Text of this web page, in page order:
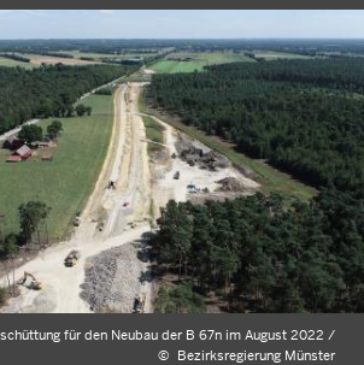
für den Neubau der B 67n im August 2022 /
© Bezirksregierung Münster